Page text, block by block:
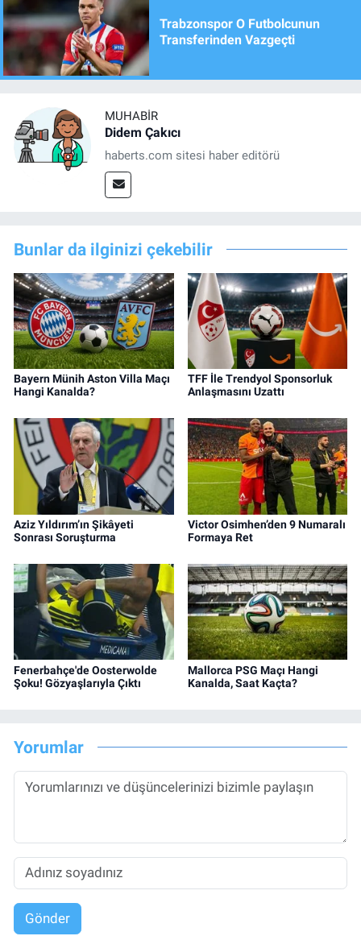
Trabzonspor O Futbolcunun
Transferinden Vazgeçti
MUHABIR
Didem Çakıcı
haberts.com sitesi haber editörü
Bunlar da ilginizi çekebilir
Bayern Münih Aston Villa Maçı
Hangi Kanalda?
TFF İle Trendyol Sponsorluk
Anlaşmasını Uzattı
Aziz Yıldırım’ın Şikâyeti
Sonrası Soruşturma
Victor Osimhen’den 9 Numaralı
Formaya Ret
Fenerbahçe'de Oosterwolde
Şoku! Gözyaşlarıyla Çıktı
Mallorca PSG Maçı Hangi
Kanalda, Saat Kaçta?
Yorumlar
Gönder